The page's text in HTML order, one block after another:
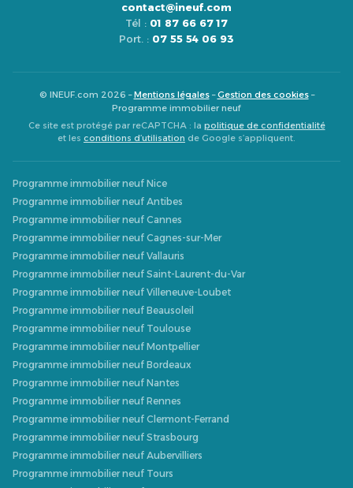
contact@ineuf.com
Tél : 01 87 66 67 17
Port. : 07 55 54 06 93
© INEUF.com 2026 –Mentions légales–Gestion des cookies–
Programme immobilier neuf
Ce site est protégé par reCAPTCHA : la politique de confidentialité
et les conditions d’utilisation de Google s’appliquent.
Programme immobilier neuf Nice
Programme immobilier neuf Antibes
Programme immobilier neuf Cannes
Programme immobilier neuf Cagnes-sur-Mer
Programme immobilier neuf Vallauris
Programme immobilier neuf Saint-Laurent-du-Var
Programme immobilier neuf Villeneuve-Loubet
Programme immobilier neuf Beausoleil
Programme immobilier neuf Toulouse
Programme immobilier neuf Montpellier
Programme immobilier neuf Bordeaux
Programme immobilier neuf Nantes
Programme immobilier neuf Rennes
Programme immobilier neuf Clermont-Ferrand
Programme immobilier neuf Strasbourg
Programme immobilier neuf Aubervilliers
Programme immobilier neuf Tours